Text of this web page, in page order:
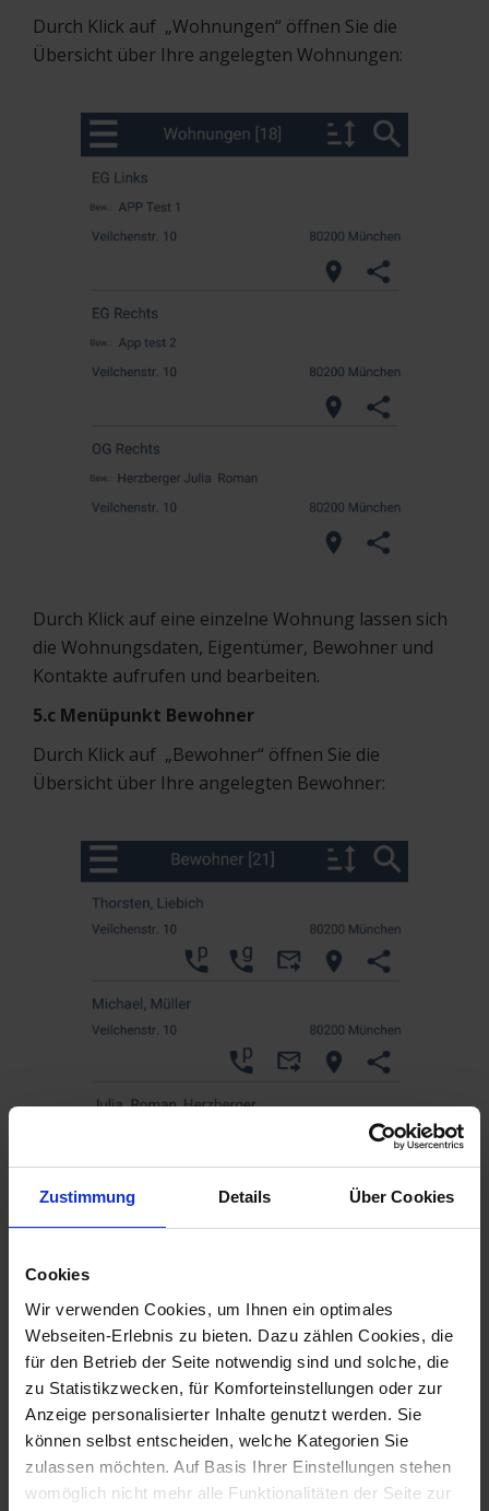
Zustimmung Details Über Cookies
Cookies
Wir verwenden Cookies, um Ihnen ein optimales
Webseiten-Erlebnis zu bieten. Dazu zählen Cookies, die
für den Betrieb der Seite notwendig sind und solche, die
zu Statistikzwecken, für Komforteinstellungen oder zur
Anzeige personalisierter Inhalte genutzt werden. Sie
können selbst entscheiden, welche Kategorien Sie
zulassen möchten. Auf Basis Ihrer Einstellungen stehen
womöglich nicht mehr alle Funktionalitäten der Seite zur
Durch Klick auf „Wohnungen“ öffnen Sie die
Übersicht über Ihre angelegten Wohnungen:
Durch Klick auf eine einzelne Wohnung lassen sich
die Wohnungsdaten, Eigentümer, Bewohner und
Kontakte aufrufen und bearbeiten.
5.c Menüpunkt Bewohner
Durch Klick auf „Bewohner“ öffnen Sie die
Übersicht über Ihre angelegten Bewohner:
Durch Klick auf einen einzelnen Bewohner können
Sie die Bewohnerdaten aufrufen, kontaktieren
oder bearbeiten.